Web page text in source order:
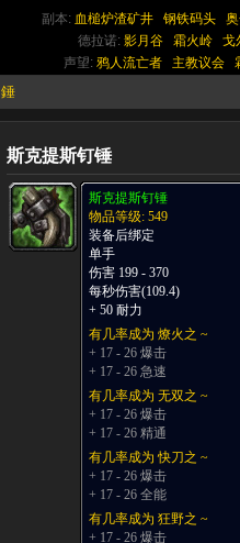
副本: 血槌炉渣矿井 钢铁码头
德拉诺: 影月谷 霜火岭 戈
声望: 鸦人流亡者 主教议会
錘
斯克提斯钉锤
斯克提斯钉锤
物品等级: 549
装备后绑定
单手
伤害 199 - 370
每秒伤害(109.4)
+ 50 耐力
有几率成为 燎火之 ~
+ 17 - 26 爆击
+ 17 - 26 急速
有几率成为 无双之 ~
+ 17 - 26 爆击
+ 17 - 26 精通
有几率成为 快刀之 ~
+ 17 - 26 爆击
+ 17 - 26 全能
有几率成为 狂野之 ~
+ 17 - 26 爆击